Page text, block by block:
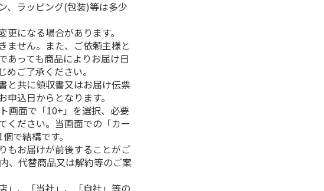
、ラッピング(包装)等は多少
になる場合があります。
ません。また、ご依頼主様と
あっても商品によりお届け日
ご了承ください。
と共に領収書又はお届け伝票
込日からとなります。
画面で「10+」を選択、必要
ください。当画面での「カー
で結構です。
もお届けが前後することがご
、代替商品又は解約等のご案
」、「当社」、「自社」等の